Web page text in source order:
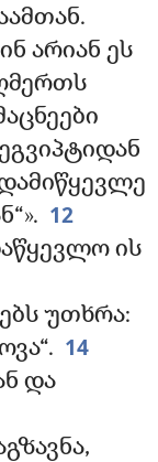
არიან ეს
12
ის
უთხრა:
14
და